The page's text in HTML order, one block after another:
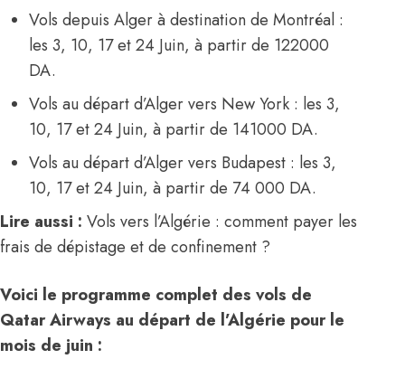
Vols depuis Alger à destination de Montréal :
les 3, 10, 17 et 24 Juin, à partir de 122000
DA.
Vols au départ d’Alger vers New York : les 3,
10, 17 et 24 Juin, à partir de 141000 DA.
Vols au départ d’Alger vers Budapest : les 3,
10, 17 et 24 Juin, à partir de 74 000 DA.
Lire aussi : Vols vers l’Algérie : comment payer les
frais de dépistage et de confinement ?
Voici le programme complet des vols de
Qatar Airways au départ de l’Algérie pour le
mois de juin :